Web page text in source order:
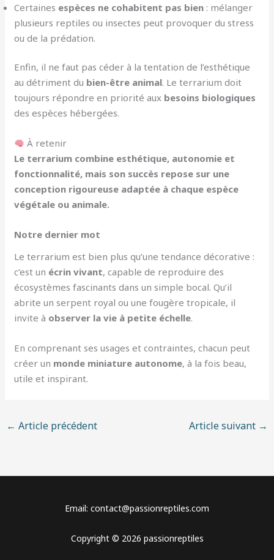
Certaines espèces ne cohabitent pas bien : mélanger
plusieurs reptiles ou insectes peut provoquer du stress
ou de la prédation.
Enfin, il ne faut pas céder à la tentation de l’esthétique
au détriment du bien-être animal. Le terrarium doit
toujours répondre en priorité aux besoins biologiques
des espèces hébergées.
À retenir
Le terrarium combine esthétique, autonomie et
fonctionnalité, mais son succès repose sur une
conception rigoureuse adaptée à chaque espèce
végétale ou animale.
Notre dernier mot
Le terrarium est bien plus qu’une tendance décorative :
c’est un écrin vivant, capable de reproduire des
écosystèmes fascinants dans un simple bocal. Qu’il
abrite un serpent royal ou une fougère tropicale, il
invite à observer la vie à petite échelle.
En comprenant ses usages et contraintes, chacun peut
créer un monde miniature autonome, à la fois beau,
utile et inspirant.
← Article précédent Article suivant →
Email: contact@passionreptiles.com
Copyright © 2026 passionreptiles